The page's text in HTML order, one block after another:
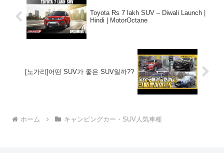
Toyota Rs 7 lakh SUV – Diwali Launch |
Hindi | MotorOctane
[노가리]어떤 SUV가 좋은 SUV일까??
ホーム キャンピングカー・SUV人気車種